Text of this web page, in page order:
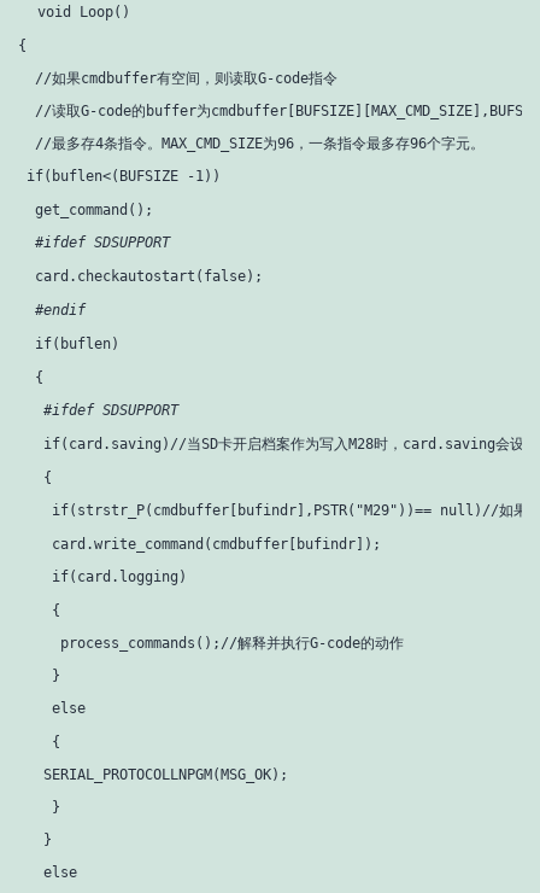
void Loop()
{
//如果cmdbuffer有空间，则读取G-code指令
//读取G-code的buffer为
//最多存4条指令。MAX_CMD_SIZE为96，一条指令最多存96个字元。
if(buflen<(BUFSIZE -1))
get_command();
#ifdef SDSUPPORT
card.checkautostart( false);
#endif
if(buflen)
{
#ifdef SDSUPPORT
if(card.saving)//当SD卡开启档案作为写入M28时，card.saving会设
{
if(strstr_P(cmdbuffer[bufindr],PSTR( "M29" ))== null)//如果
card.write_command(cmdbuffer[bufindr]);
if(card.logging)
{
process_commands();//解释并执行G-code的动作
}
else
{
SERIAL_PROTOCOLLNPGM(MSG_OK);
}
}
else